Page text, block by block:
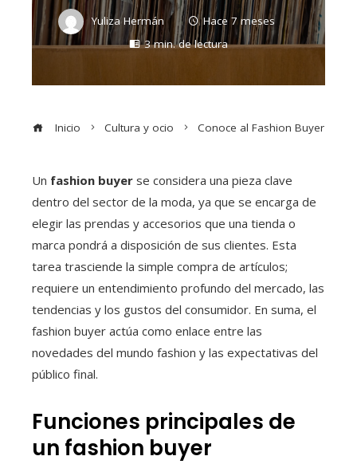
Yuliza Hermán
Hace 7 meses
3 min. de lectura
Inicio Cultura y ocio Conoce al Fashion Buyer
Un fashion buyer se considera una pieza clave
dentro del sector de la moda, ya que se encarga de
elegir las prendas y accesorios que una tienda o
marca pondrá a disposición de sus clientes. Esta
tarea trasciende la simple compra de artículos;
requiere un entendimiento profundo del mercado, las
tendencias y los gustos del consumidor. En suma, el
fashion buyer actúa como enlace entre las
novedades del mundo fashion y las expectativas del
público final.
Funciones principales de
un fashion buyer